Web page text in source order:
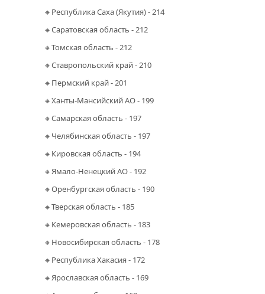
🔸Республика Саха (Якутия) - 214
🔸Саратовская область - 212
🔸Томская область - 212
🔸Ставропольский край - 210
🔸Пермский край - 201
🔸Ханты-Мансийский АО - 199
🔸Самарская область - 197
🔸Челябинская область - 197
🔸Кировская область - 194
🔸Ямало-Ненецкий АО - 192
🔸Оренбургская область - 190
🔸Тверская область - 185
🔸Кемеровская область - 183
🔸Новосибирская область - 178
🔸Республика Хакасия - 172
🔸Ярославская область - 169